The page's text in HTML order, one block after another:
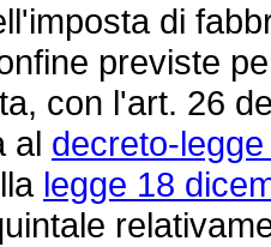
di
previste
con l'art. 26
al decreto-
legge 18